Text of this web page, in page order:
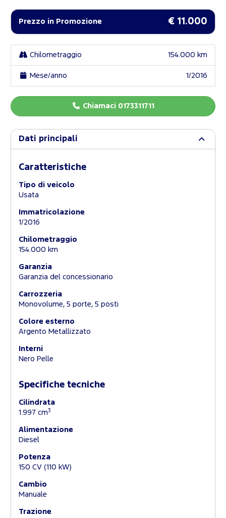
Prezzo in Promozione € 11.000
Chilometraggio 154.000 km
Mese/anno 1/2016
Chiamaci 0173311711
Dati principali
Caratteristiche
Tipo di veicolo
Usata
Immatricolazione
1/2016
Chilometraggio
154.000 km
Garanzia
Garanzia del concessionario
Carrozzeria
Monovolume, 5 porte, 5 posti
Colore esterno
Argento Metallizzato
Interni
Nero Pelle
Specifiche tecniche
Cilindrata
1.997 cm3
Alimentazione
Diesel
Potenza
150 CV (110 kW)
Cambio
Manuale
Trazione